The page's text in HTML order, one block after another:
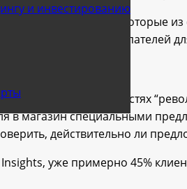
и инвестированию
под угрозу некоторые
чтобы заманить покупателей
возможностях
в магазин специальными
действительно ли
уже примерно 45%